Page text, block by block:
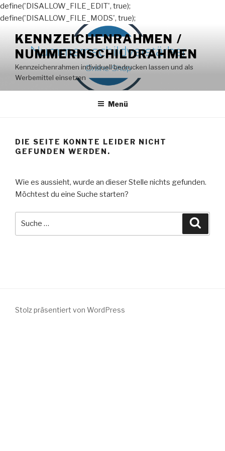
define('DISALLOW_FILE_EDIT', true);
define('DISALLOW_FILE_MODS', true);
Inhalt
springen
KENNZEICHENRAHMEN /
NUMMERNSCHILDRAHMEN
Kennzeichenrahmen individuell bedrucken lassen und als
Werbemittel einsetzen
Menü
DIE SEITE KONNTE LEIDER NICHT
GEFUNDEN WERDEN.
Wie es aussieht, wurde an dieser Stelle nichts gefunden.
Möchtest du eine Suche starten?
Stolz präsentiert von WordPress